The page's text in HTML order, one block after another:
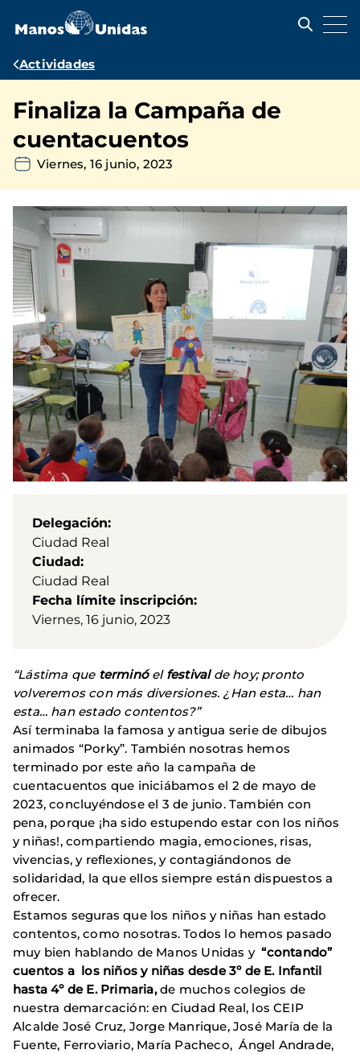
contenido
Ruta
navegación
Actividades
Finaliza la Campaña de
cuentacuentos
Viernes, 16 junio, 2023
Delegación
Ciudad Real
Ciudad
Ciudad Real
Fecha límite inscripción
Viernes, 16 junio, 2023
“Lástima que terminóel festivalde hoy; pronto
volveremos con más diversiones. ¿Han esta… han
esta… han estado contentos?”
Así terminaba la famosa y antigua serie de dibujos
animados “Porky”. También nosotras hemos
terminado por este año la campaña de
cuentacuentos que iniciábamos el 2 de mayo de
2023, concluyéndose el 3 de junio. También con
pena, porque ¡ha sido estupendo estar con los niños
y niñas!, compartiendo magia, emociones, risas,
vivencias, y reflexiones, y contagiándonos de
solidaridad, la que ellos siempre están dispuestos a
ofrecer.
Estamos seguras que los niños y niñas han estado
contentos, como nosotras. Todos lo hemos pasado
muy bien hablando de Manos Unidas y“contando”
cuentos a los niños y niñas desde 3º de E. Infantil
hasta 4º de E. Primaria,de muchos colegios de
nuestra demarcación: en Ciudad Real, los CEIP
Alcalde José Cruz, Jorge Manrique, José María de la
Fuente, Ferroviario, María Pacheco, Ángel Andrade,